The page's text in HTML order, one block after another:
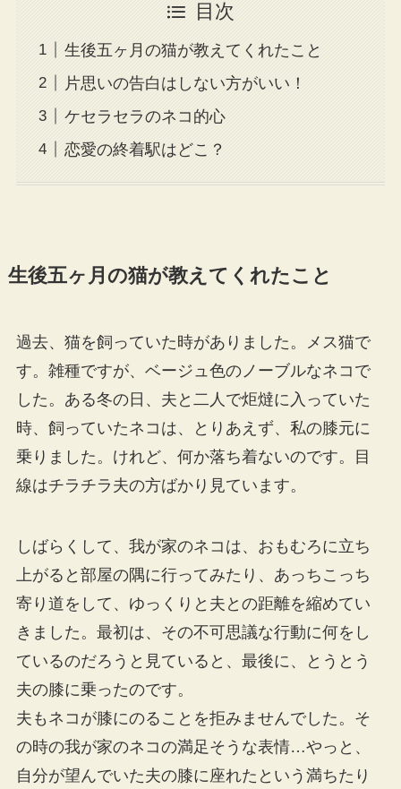
目次
生後五ヶ月の猫が教えてくれたこと
片思いの告白はしない方がいい！
ケセラセラのネコ的心
恋愛の終着駅はどこ？
生後五ヶ月の猫が教えてくれたこと
過去、猫を飼っていた時がありました。メス猫で
す。雑種ですが、ベージュ色のノーブルなネコで
した。ある冬の日、夫と二人で炬燵に入っていた
時、飼っていたネコは、とりあえず、私の膝元に
乗りました。けれど、何か落ち着ないのです。目
線はチラチラ夫の方ばかり見ています。
しばらくして、我が家のネコは、おもむろに立ち
上がると部屋の隅に行ってみたり、あっちこっち
寄り道をして、ゆっくりと夫との距離を縮めてい
きました。最初は、その不可思議な行動に何をし
ているのだろうと見ていると、最後に、とうとう
夫の膝に乗ったのです。
夫もネコが膝にのることを拒みませんでした。そ
の時の我が家のネコの満足そうな表情…やっと、
自分が望んでいた夫の膝に座れたという満ちたり